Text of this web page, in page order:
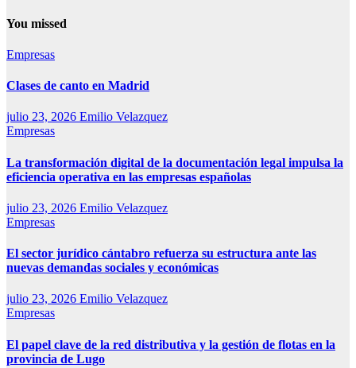
You missed
Empresas
Clases de canto en Madrid
julio 23, 2026 Emilio Velazquez
Empresas
La transformación digital de la documentación legal impulsa la
eficiencia operativa en las empresas españolas
julio 23, 2026 Emilio Velazquez
Empresas
El sector jurídico cántabro refuerza su estructura ante las
nuevas demandas sociales y económicas
julio 23, 2026 Emilio Velazquez
Empresas
El papel clave de la red distributiva y la gestión de flotas en la
provincia de Lugo